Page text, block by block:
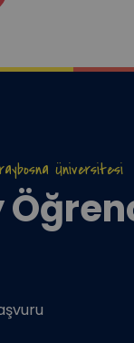
Üniversitesi